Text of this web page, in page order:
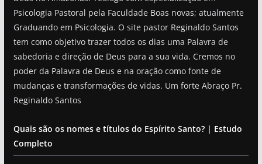
Psicologia Pastoral pela Faculdade Boas novas; atualmente
Graduando em Psicologia. O site pastor Reginaldo Santos
tem como objetivo trazer todos os dias uma Palavra de
sabedoria e direção de Deus para a sua vida. Cremos no
poder da Palavra de Deus e na oração como fonte de
mudanças e transformações de vidas. Um forte Abraço Pr.
Reginaldo Santos
Quais são os nomes e títulos do Espírito Santo? | Estudo
Completo